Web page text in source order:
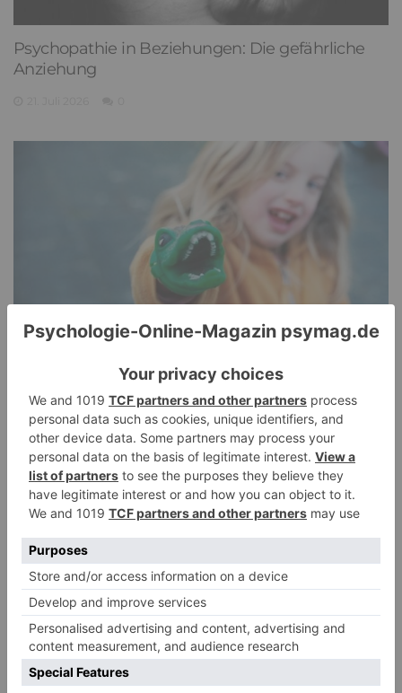
Psychopathie in Beziehungen: Die gefährliche
Anziehung
Pathological Demand Avoidance: Umgang mit
PANDA-Kindern – Kinder mit starkem
Autonomiebedürfnis (2)
15. Juli 2026